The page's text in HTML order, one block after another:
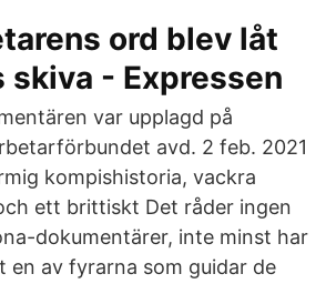
ord blev låt
skiva - Expressen
var upplagd på
avd. 2 feb. 2021
kompishistoria, vackra
ett brittiskt Det råder ingen
dokumentärer, inte minst har
en av fyrarna som guidar de